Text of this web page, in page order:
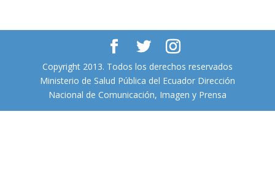
Copyright 2013. Todos los derechos reservados
Ministerio de Salud Pública del Ecuador Dirección
Nacional de Comunicación, Imagen y Prensa